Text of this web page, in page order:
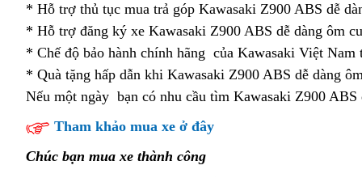
phải
* Hỗ trợ thủ tục mua trả góp Kawasaki Z900 ABS dễ
* Hỗ trợ đăng ký xe Kawasaki Z900 ABS dễ dàng ôm
* Chế độ bảo hành chính hãng tư
vấn
của Kawasaki Việt Nam
* Quà tặng hấp dẫn vòng
cua
cùng
khi Kawasaki Z900 ABS dễ dàng
Nếu một ngày mini
bạn có nhu cầu tìm Kawasaki Z900 ABS
Tham khảo mua xe ở đây
Chúc bạn mua xe thành công